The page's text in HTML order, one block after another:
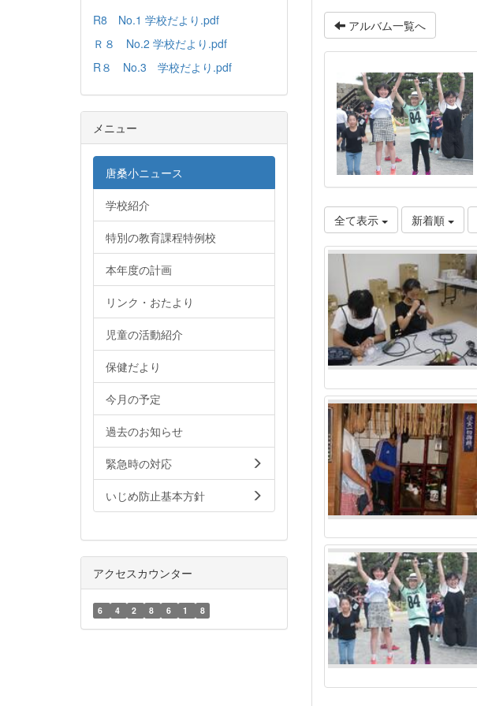
アルバム一覧へ
全て表示 新着順
R8 No.1 学校だより.pdf
Ｒ８ No.2 学校だより.pdf
R８ No.3 学校だより.pdf
メニュー
唐桑小ニュース
学校紹介
特別の教育課程特例校
本年度の計画
リンク・おたより
児童の活動紹介
保健だより
今月の予定
過去のお知らせ
緊急時の対応
いじめ防止基本方針
アクセスカウンター
6 4 2 8 6 1 8